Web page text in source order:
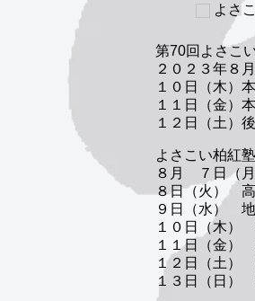
よさ
第70回よさこ
２０２３年８
１０日（木）
１１日（金）
１２日（土）
よさこい柏紅
８月 ７日（
８日（火）
９日（水）
１０日（木
１１日（金
１２日（土
１３日（日